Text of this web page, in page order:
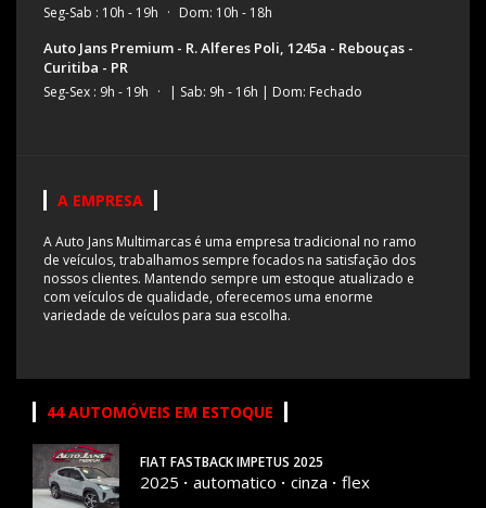
Seg-Sab : 10h - 19h · Dom: 10h - 18h
Auto Jans Premium - R. Alferes Poli, 1245a - Rebouças -
Curitiba - PR
Seg-Sex : 9h - 19h · | Sab: 9h - 16h | Dom: Fechado
A EMPRESA
A Auto Jans Multimarcas é uma empresa tradicional no ramo
de veículos, trabalhamos sempre focados na satisfação dos
nossos clientes. Mantendo sempre um estoque atualizado e
com veículos de qualidade, oferecemos uma enorme
variedade de veículos para sua escolha.
44 AUTOMÓVEIS EM ESTOQUE
FIAT FASTBACK IMPETUS 2025
2025 automatico cinza flex